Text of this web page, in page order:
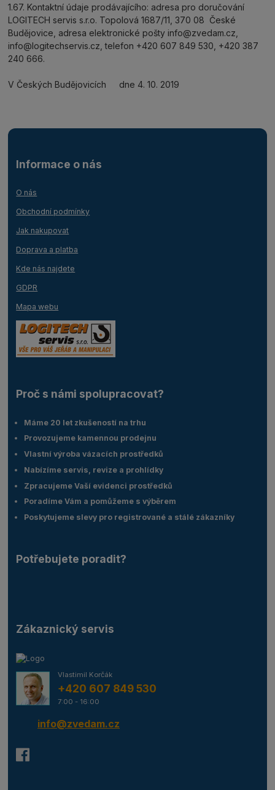
1.67. Kontaktní údaje prodávajícího: adresa pro doručování
LOGITECH servis s.r.o. Topolová 1687/11, 370 08 České
Budějovice, adresa elektronické pošty info@zvedam.cz,
info@logitechservis.cz, telefon +420 607 849 530, +420 387
240 666.
V Českých Budějovicích dne 4. 10. 2019
Informace o nás
O nás
Obchodní podmínky
Jak nakupovat
Doprava a platba
Kde nás najdete
GDPR
Mapa webu
Proč s námi spolupracovat?
Máme 20 let zkušeností na trhu
Provozujeme kamennou prodejnu
Vlastní výroba vázacích prostředků
Nabízíme servis, revize a prohlídky
Zpracujeme Vaší evidenci prostředků
Poradíme Vám a pomůžeme s výběrem
Poskytujeme slevy pro registrované a stálé zákazníky
Potřebujete poradit?
Zákaznický servis
Vlastimil Korčák
+420 607 849 530
7:00 - 16:00
info@zvedam.cz